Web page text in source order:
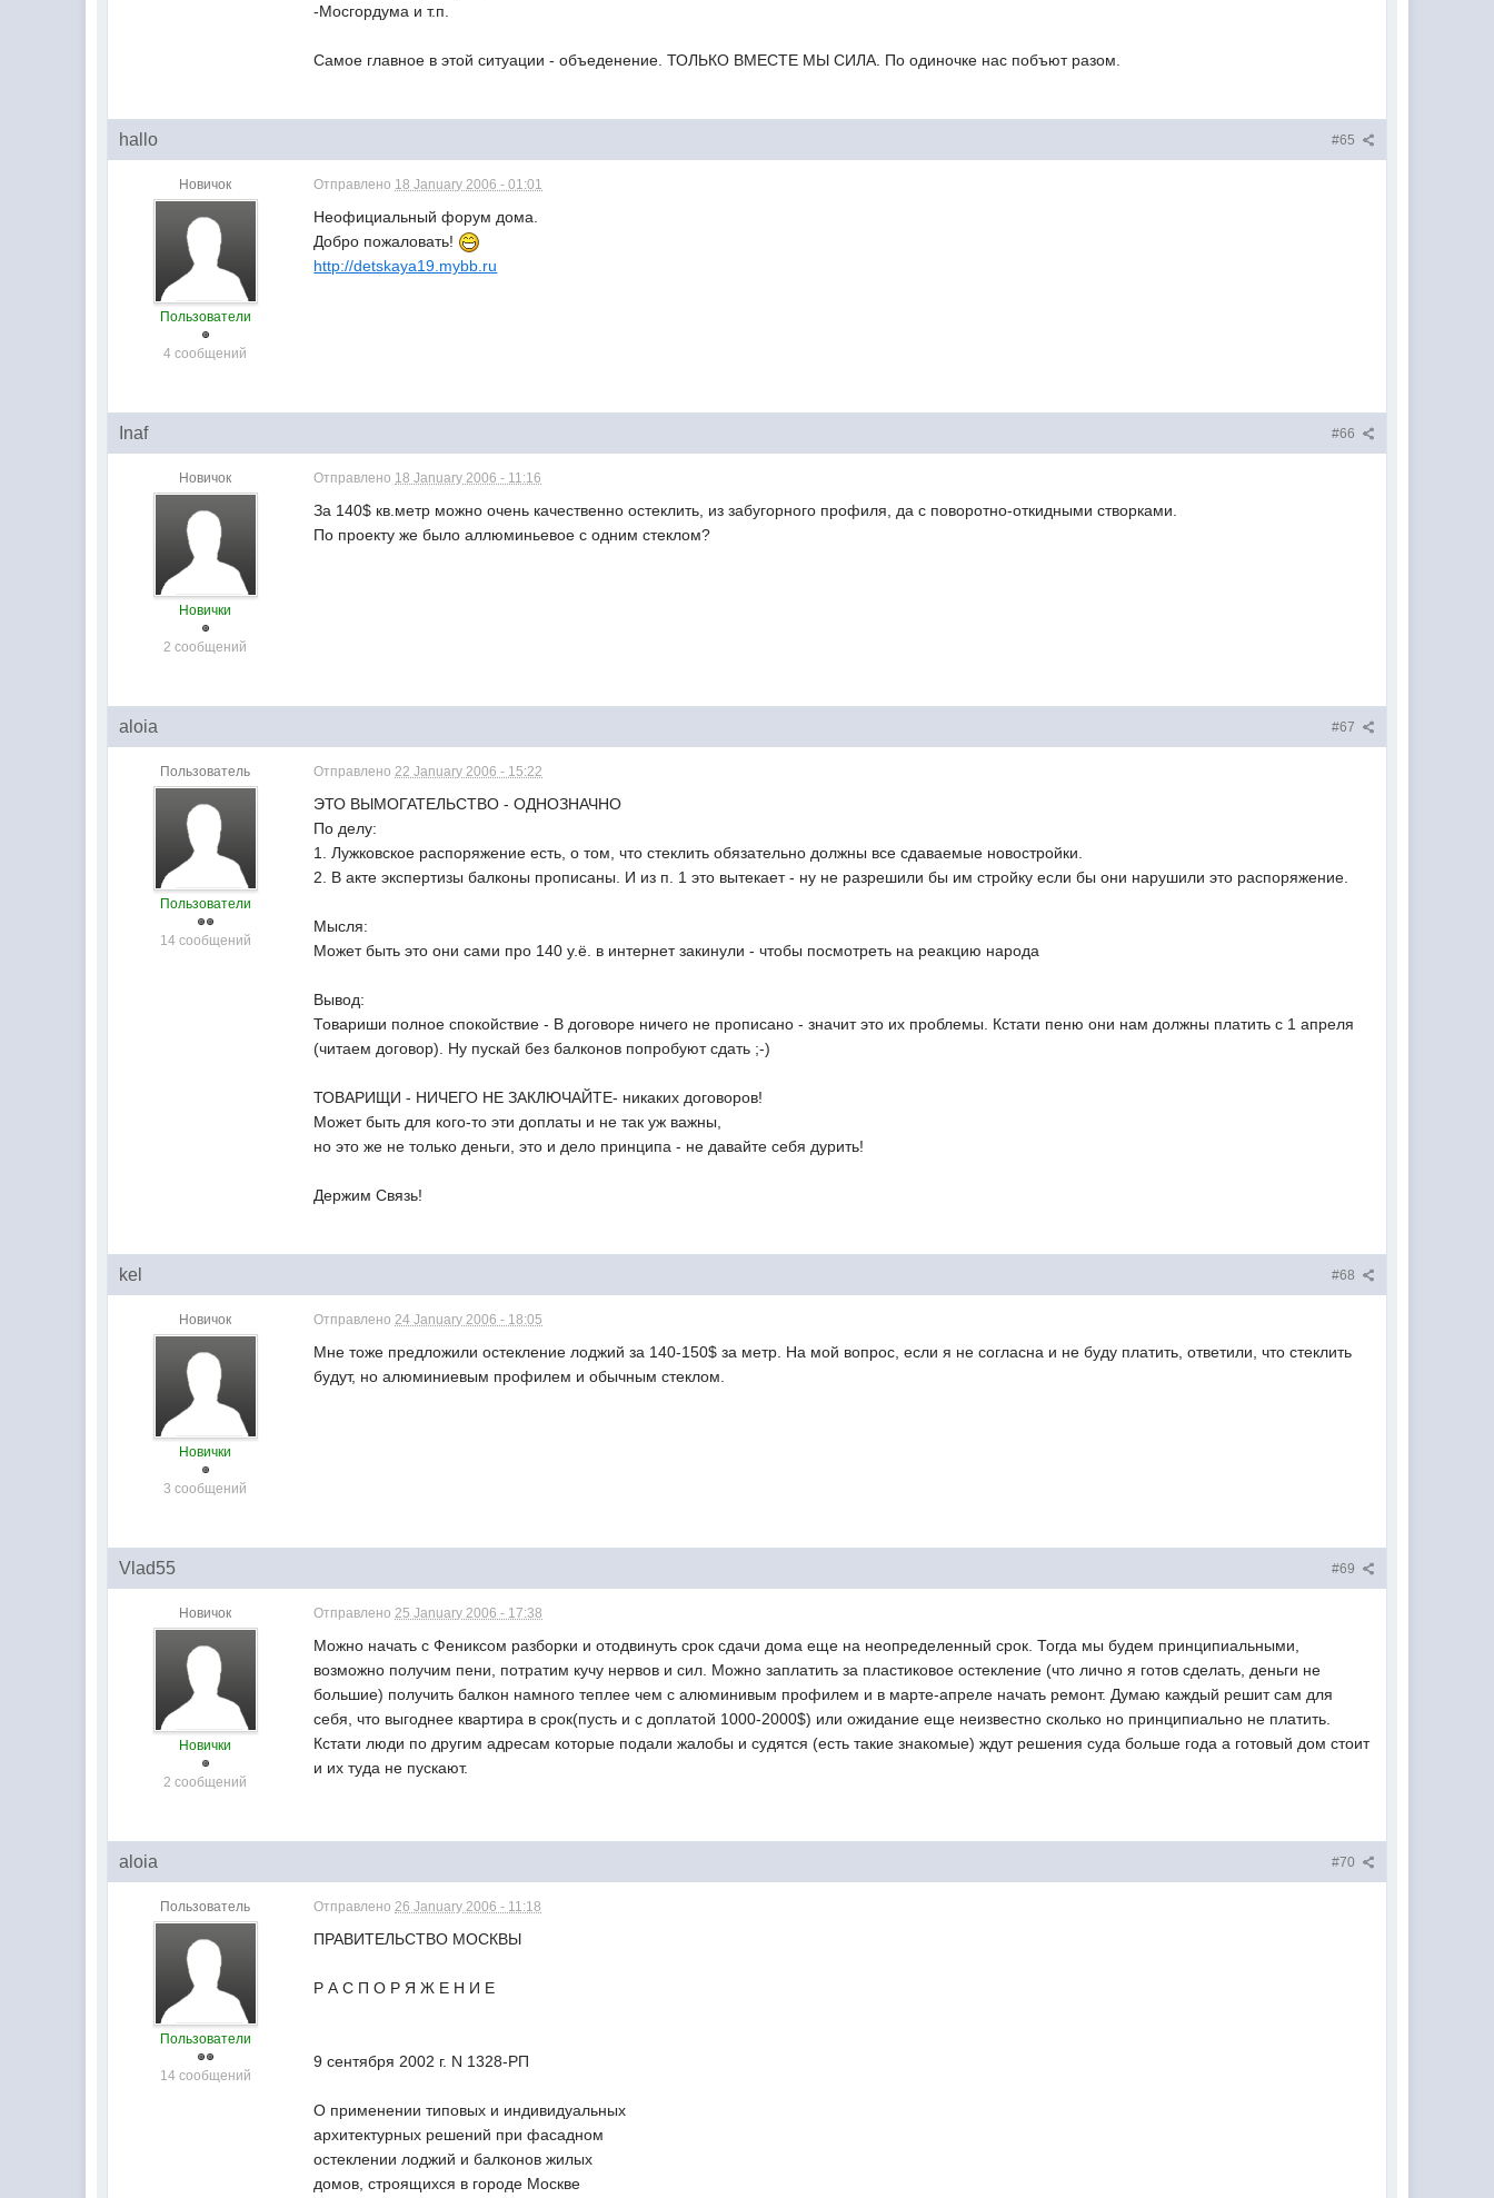
-Мосгордума и т.п.
Самое главное в этой ситуации - объеденение. ТОЛЬКО ВМЕСТЕ МЫ СИЛА. По одиночке нас побъют разом.
#65
hallo
Новичок
Пользователи
4 сообщений
Отправлено 18 January 2006 - 01:01
Неофициальный форум дома.
Добро пожаловать!
http://detskaya19.mybb.ru
#66
Inaf
Новичок
Новички
2 сообщений
Отправлено 18 January 2006 - 11:16
За 140$ кв.метр можно очень качественно остеклить, из забугорного профиля, да с поворотно-откидными створками.
По проекту же было аллюминьевое с одним стеклом?
#67
aloia
Пользователь
Пользователи
14 сообщений
Отправлено22 January 2006 - 15:22
ЭТО ВЫМОГАТЕЛЬСТВО - ОДНОЗНАЧНО
По делу:
1. Лужковское распоряжение есть, о том, что стеклить обязательно должны все сдаваемые новостройки.
2. В акте экспертизы балконы прописаны. И из п. 1 это вытекает - ну не разрешили бы им стройку если бы они нарушили это распоряжение.
Мысля:
Может быть это они сами про 140 у.ё. в интернет закинули - чтобы посмотреть на реакцию народа
Вывод:
Товариши полное спокойствие - В договоре ничего не прописано - значит это их проблемы. Кстати пеню они нам должны платить с 1 апреля
(читаем договор). Ну пускай без балконов попробуют сдать ;-)
ТОВАРИЩИ - НИЧЕГО НЕ ЗАКЛЮЧАЙТЕ- никаких договоров!
Может быть для кого-то эти доплаты и не так уж важны,
но это же не только деньги, это и дело принципа - не давайте себя дурить!
Держим Связь!
#68
kel
Новичок
Новички
3 сообщений
Отправлено24 January 2006 - 18:05
Мне тоже предложили остекление лоджий за 140-150$ за метр. На мой вопрос, если я не согласна и не буду платить, ответили, что стеклить
будут, но алюминиевым профилем и обычным стеклом.
#69
Vlad55
Новичок
Новички
2 сообщений
Отправлено25 January 2006 - 17:38
Можно начать с Фениксом разборки и отодвинуть срок сдачи дома еще на неопределенный срок. Тогда мы будем принципиальными,
возможно получим пени, потратим кучу нервов и сил. Можно заплатить за пластиковое остекление (что лично я готов сделать, деньги не
большие) получить балкон намного теплее чем с алюминивым профилем и в марте-апреле начать ремонт. Думаю каждый решит сам для
себя, что выгоднее квартира в срок(пусть и с доплатой 1000-2000$) или ожидание еще неизвестно сколько но принципиально не платить.
Кстати люди по другим адресам которые подали жалобы и судятся (есть такие знакомые) ждут решения суда больше года а готовый дом стоит
и их туда не пускают.
#70
aloia
Пользователь
Пользователи
14 сообщений
Отправлено26 January 2006 - 11:18
ПРАВИТЕЛЬСТВО МОСКВЫ
Р А С П О Р Я Ж Е Н И Е
9 сентября 2002 г. N 1328-РП
О применении типовых и индивидуальных
архитектурных решений при фасадном
остеклении лоджий и балконов жилых
домов, строящихся в городе Москве